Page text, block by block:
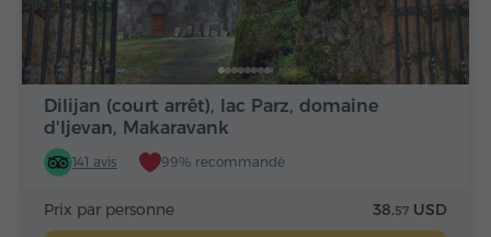
Dilijan (court arrêt), lac Parz, domaine
d'Ijevan, Makaravank
141 avis 99% recommandé
Prix par personne 38.57 USD